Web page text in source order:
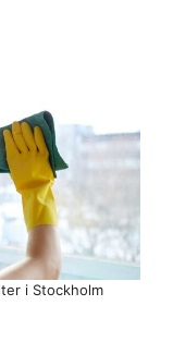
i Stockholm